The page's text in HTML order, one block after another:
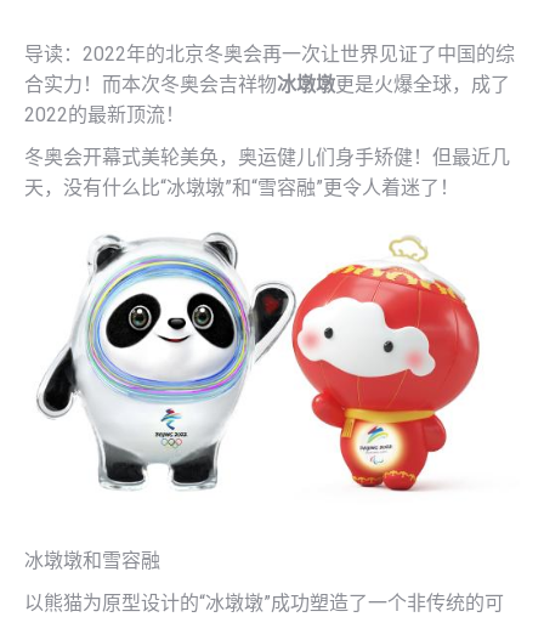
导读：2022年的北京冬奥会再一次让世界见证了中国的综
合实力！而本次冬奥会吉祥物冰墩墩更是火爆全球，成了
2022的最新顶流！
冬奥会开幕式美轮美奂，奥运健儿们身手矫健！但最近几
天，没有什么比“冰墩墩”和“雪容融”更令人着迷了！
冰墩墩和雪容融
以熊猫为原型设计的“冰墩墩”成功塑造了一个非传统的可